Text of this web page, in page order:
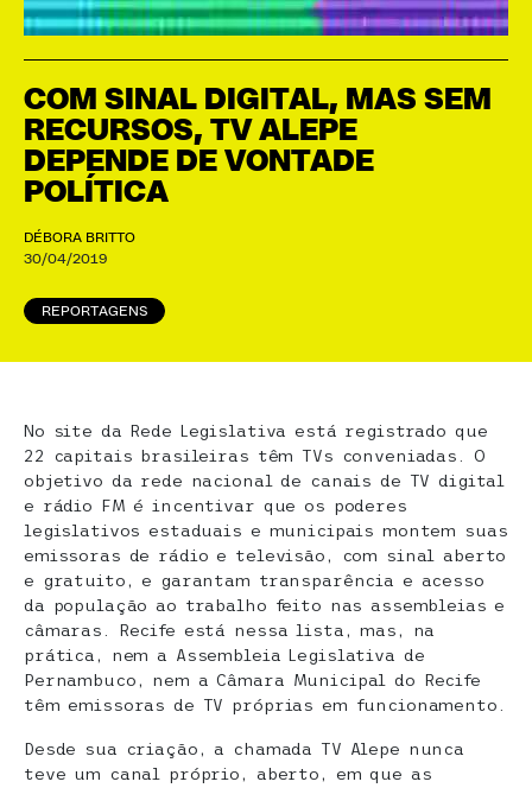
COM SINAL DIGITAL, MAS SEM
RECURSOS, TV ALEPE
DEPENDE DE VONTADE
POLÍTICA
DÉBORA BRITTO
30/04/2019
REPORTAGENS
No site da Rede Legislativa está registrado que
22 capitais brasileiras têm TVs conveniadas. O
objetivo da rede nacional de canais de TV digital
e rádio FM é incentivar que os poderes
legislativos estaduais e municipais montem suas
emissoras de rádio e televisão, com sinal aberto
e gratuito, e garantam transparência e acesso
da população ao trabalho feito nas assembleias e
câmaras. Recife está nessa lista, mas, na
prática, nem a Assembleia Legislativa de
Pernambuco, nem a Câmara Municipal do Recife
têm emissoras de TV próprias em funcionamento.
Desde sua criação, a chamada TV Alepe nunca
teve um canal próprio, aberto, em que as